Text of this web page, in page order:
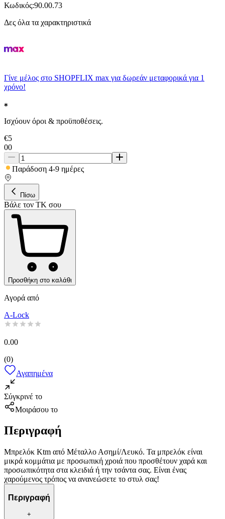
Κωδικός:90.00.73
Δες όλα τα χαρακτηριστικά
Γίνε μέλος στο SHOPFLIX max για δωρεάν μεταφορικά για 1
χρόνο!
Ισχύουν όροι & προϋποθέσεις.
€5
00
Παράδοση 4-9 ημέρες
Πίσω
Βάλε τον ΤΚ σου
Προσθήκη στο καλάθι
Αγορά από
A-Lock
0.00
(0)
Αγαπημένα
Σύγκρινέ το
Μοιράσου το
Περιγραφή
Μπρελόκ Ktm από Μέταλλο Ασημί/Λευκό. Τα μπρελόκ είναι
μικρά κομμάτια με προσωπική χροιά που προσθέτουν χαρά και
προσωπικότητα στα κλειδιά ή την τσάντα σας. Είναι ένας
χαρούμενος τρόπος να ανανεώσετε το στυλ σας!
Περιγραφή
+